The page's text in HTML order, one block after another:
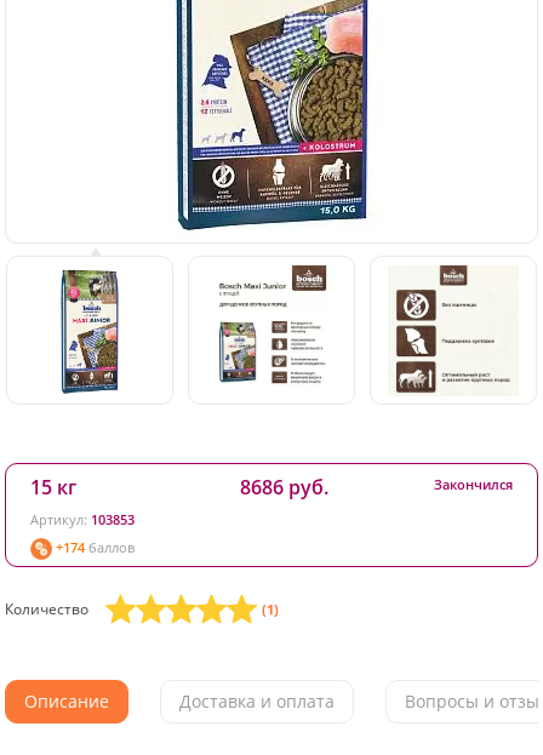
15 кг
Артикул: 103853
+174 баллов
8686 руб. Закончился
Количество (1)
Описание Доставка и оплата Вопросы и